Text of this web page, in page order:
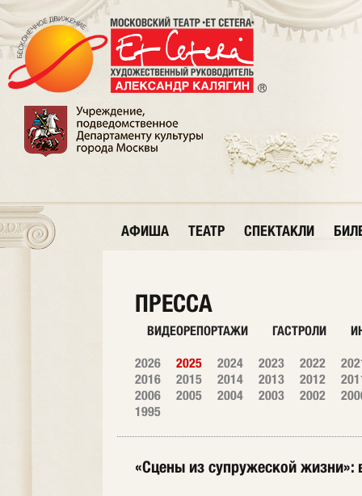
АФИША ТЕАТР СПЕКТАКЛИ
ПРЕССА
ВИДЕОРЕПОРТАЖИ ГАСТРОЛИ
2026 2025 2024 2023 2022
2016
2015 2014 2013 2012
2006
2005 2004 2003 2002
1995
«Сцены из супружеской жизни»: